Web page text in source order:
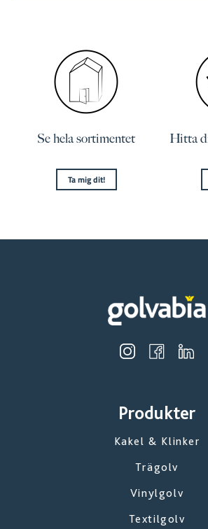
Se hela sortimentet
Ta mig dit!
Hitta
Produkter
Kakel & Klinker
Trägolv
Vinylgolv
Textilgolv